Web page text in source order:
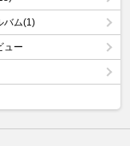
バム(1)
ュー